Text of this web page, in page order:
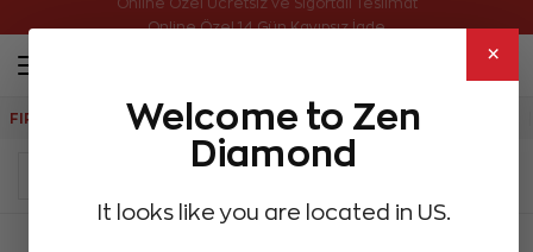
×
Welcome to Zen
Diamond
It looks like you are located in US.
Online Özel Ücretsiz ve Sigortalı Teslimat
FIRSATLAR Aynı Gün Kargo Çok Satanlar Hediye Önerileri